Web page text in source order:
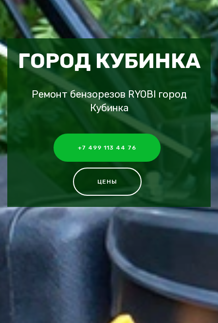
ГОРОД КУБИНКА
Ремонт бензорезов RYOBI город
Кубинка
+7 499 113 44 76
ЦЕНЫ